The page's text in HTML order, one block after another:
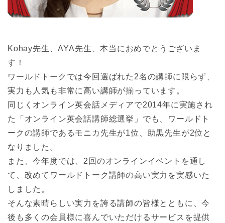
Kohay先生、AYA先生、本当におめでとうございま
す！
ワールドトークでは今回選ばれた2名の講師に限らず、
実力も人気も非常に高い講師が揃っています。
同じくオンライン英会話メディアで2014年に実施され
た「オンライン英会話講師総選挙」でも、ワールドト
ークの講師であるモニカ先生が1位、助黒先生が2位と
なりました。
また、今年度では、2回のオンラインイベントを通し
て、改めてワールドトーク講師の高い実力を実感いた
しました。
そんな素晴らしい実力を誇る講師の皆様とともに、今
後も多くの会員様に喜んでいただけるサービスを提供